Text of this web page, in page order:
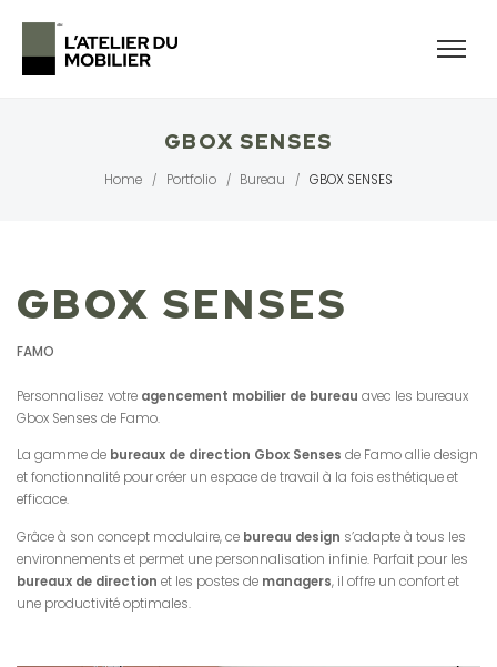
GBOX SENSES
Home / Portfolio / Bureau / GBOX SENSES
GBOX SENSES
FAMO
Personnalisez votre agencement mobilier de bureau avec les bureaux
Gbox Senses de Famo.
La gamme de bureaux de direction Gbox Senses de Famo allie design
et fonctionnalité pour créer un espace de travail à la fois esthétique et
efficace.
Grâce à son concept modulaire, ce bureau design s’adapte à tous les
environnements et permet une personnalisation infinie. Parfait pour les
bureaux de direction et les postes de managers, il offre un confort et
une productivité optimales.